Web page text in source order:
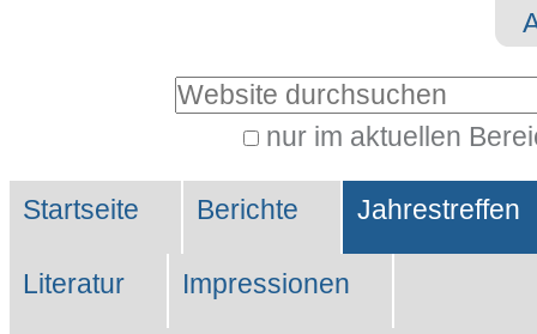
Direkt
zur
Navigation
Website durchsuchen
nur im aktuellen
Suche…
Sektionen
Startseite Berichte Jahrestreffen
Literatur Impressionen